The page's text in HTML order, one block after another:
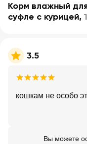
Корм влажный
суфле с курицей,
3.5
кошкам не особо
Вы можете